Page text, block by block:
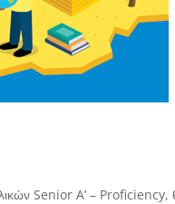
Senior A’ – Proficiency,